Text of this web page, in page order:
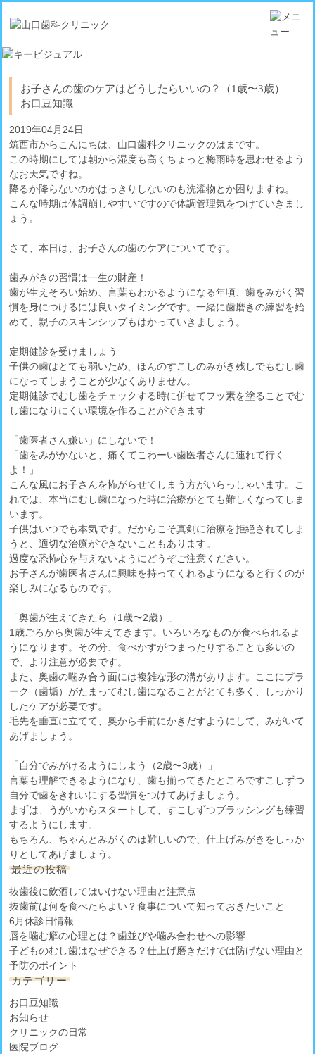
お子さんの歯のケアはどうしたらいいの？（1歳〜3歳）
お口豆知識
2019年04月24日
筑西市からこんにちは、山口歯科クリニックのはまです。
この時期にしては朝から湿度も高くちょっと梅雨時を思わせるよう
なお天気ですね。
降るか降らないのかはっきりしないのも洗濯物とか困りますね。
こんな時期は体調崩しやすいですので体調管理気をつけていきまし
ょう。
さて、本日は、お子さんの歯のケアについてです。
歯みがきの習慣は一生の財産！
歯が生えそろい始め、言葉もわかるようになる年頃、歯をみがく習
慣を身につけるには良いタイミングです。一緒に歯磨きの練習を始
めて、親子のスキンシップもはかっていきましょう。
定期健診を受けましょう
子供の歯はとても弱いため、ほんのすこしのみがき残しでもむし歯
になってしまうことが少なくありません。
定期健診でむし歯をチェックする時に併せてフッ素を塗ることでむ
し歯になりにくい環境を作ることができます
「歯医者さん嫌い」にしないで！
「歯をみがかないと、痛くてこわーい歯医者さんに連れて行く
よ！」
こんな風にお子さんを怖がらせてしまう方がいらっしゃいます。こ
れでは、本当にむし歯になった時に治療がとても難しくなってしま
います。
子供はいつでも本気です。だからこそ真剣に治療を拒絶されてしま
うと、適切な治療ができないこともあります。
過度な恐怖心を与えないようにどうぞご注意ください。
お子さんが歯医者さんに興味を持ってくれるようになると行くのが
楽しみになるものです。
「奥歯が生えてきたら（1歳〜2歳）」
1歳ごろから奥歯が生えてきます。いろいろなものが食べられるよ
うになります。その分、食べかすがつまったりすることも多いの
で、より注意が必要です。
また、奥歯の噛み合う面には複雑な形の溝があります。ここにプラ
ーク（歯垢）がたまってむし歯になることがとても多く、しっかり
したケアが必要です。
毛先を垂直に立てて、奥から手前にかきだすようにして、みがいて
あげましょう。
「自分でみがけるようにしよう（2歳〜3歳）」
言葉も理解できるようになり、歯も揃ってきたところですこしずつ
自分で歯をきれいにする習慣をつけてあげましょう。
まずは、うがいからスタートして、すこしずつブラッシングも練習
するようにします。
もちろん、ちゃんとみがくのは難しいので、仕上げみがきをしっか
りとしてあげましょう。
最近の投稿
抜歯後に飲酒してはいけない理由と注意点
抜歯前は何を食べたらよい？食事について知っておきたいこと
6月休診日情報
唇を噛む癖の心理とは？歯並びや噛み合わせへの影響
子どものむし歯はなぜできる？仕上げ磨きだけでは防げない理由と
予防のポイント
カテゴリー
お口豆知識
お知らせ
クリニックの日常
医院ブログ